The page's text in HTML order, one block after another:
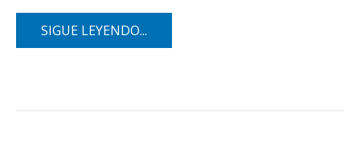
SIGUE LEYENDO...